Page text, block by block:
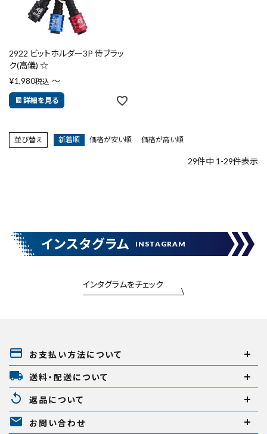
2922 ビットホルダー3P 侍ブラッ
ク(高儀) ☆
¥1,980税込 〜
詳細を見る
並び替え 新着順 価格が安い順 価格が高い順
29件中 1 -29件表示
インスタグラム INSTAGRAM
インタグラムをチェック
payment お支払い方法について
local_shipping 送料・配送について
replay 返品について
mail お問い合わせ